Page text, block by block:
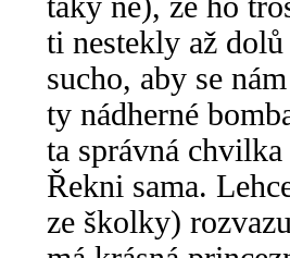
ti nestekly až
sucho, aby se
ty nádherné
ta správná
Řekni sama.
ze školky)